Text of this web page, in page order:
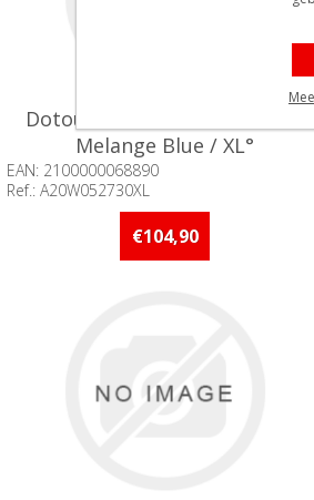
Dotout trui k.m Touch W 730
Melange Blue / XL°
EAN: 2100000068890
Ref.: A20W052730XL
Beschikbaarheid:: Minder dan 5 stuks
€104,90